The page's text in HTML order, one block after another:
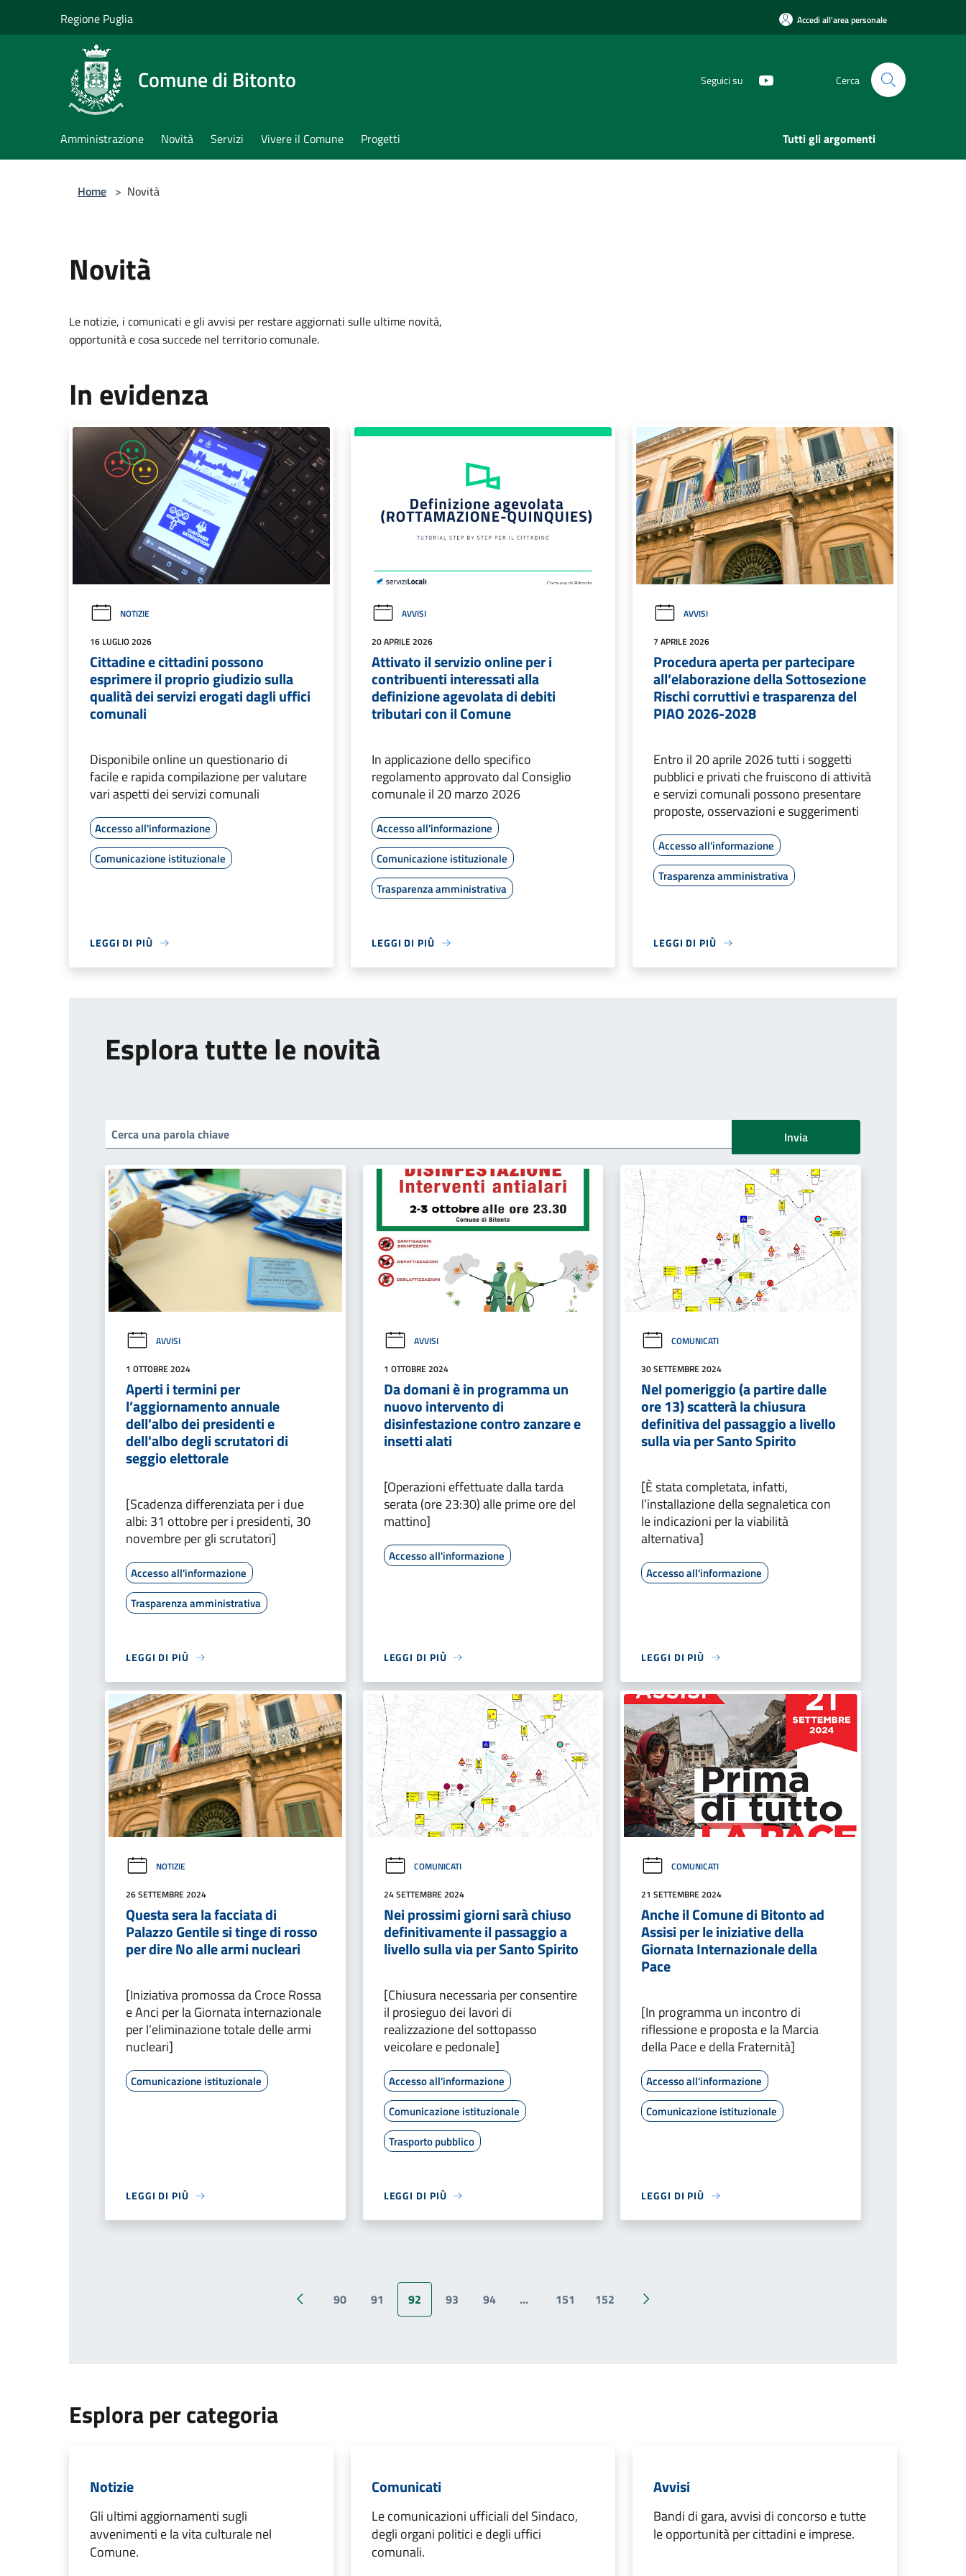
Regione Puglia Accedi all'area personale
Comune di Bitonto Seguici su Cerca
Amministrazione Novità Servizi Vivere il Comune Progetti Tutti gli argomenti
Home > Novità
Novità
Le notizie, i comunicati e gli avvisi per restare aggiornati sulle ultime novità,
opportunità e cosa succede nel territorio comunale.
In evidenza
NOTIZIE
16 LUGLIO 2026
Cittadine e cittadini possono
esprimere il proprio giudizio sulla
qualità dei servizi erogati dagli uffici
comunali
Disponibile online un questionario di
facile e rapida compilazione per valutare
vari aspetti dei servizi comunali
Accesso all'informazione
Comunicazione istituzionale
LEGGI DI PIÙ
AVVISI
20 APRILE 2026
Attivato il servizio online per i
contribuenti interessati alla
definizione agevolata di debiti
tributari con il Comune
In applicazione dello specifico
regolamento approvato dal Consiglio
comunale il 20 marzo 2026
Accesso all'informazione
Comunicazione istituzionale
Trasparenza amministrativa
LEGGI DI PIÙ
AVVISI
7 APRILE 2026
Procedura aperta per partecipare
all’elaborazione della Sottosezione
Rischi corruttivi e trasparenza del
PIAO 2026-2028
Entro il 20 aprile 2026 tutti i soggetti
pubblici e privati che fruiscono di attività
e servizi comunali possono presentare
proposte, osservazioni e suggerimenti
Accesso all'informazione
Trasparenza amministrativa
LEGGI DI PIÙ
Esplora tutte le novità
Invia
AVVISI
1 OTTOBRE 2024
Aperti i termini per
l’aggiornamento annuale
dell'albo dei presidenti e
dell'albo degli scrutatori di
seggio elettorale
[Scadenza differenziata per i due
albi: 31 ottobre per i presidenti, 30
novembre per gli scrutatori]
Accesso all'informazione
Trasparenza amministrativa
LEGGI DI PIÙ
AVVISI
1 OTTOBRE 2024
Da domani è in programma un
nuovo intervento di
disinfestazione contro zanzare e
insetti alati
[Operazioni effettuate dalla tarda
serata (ore 23:30) alle prime ore del
mattino]
Accesso all'informazione
LEGGI DI PIÙ
COMUNICATI
30 SETTEMBRE 2024
Nel pomeriggio (a partire dalle
ore 13) scatterà la chiusura
definitiva del passaggio a livello
sulla via per Santo Spirito
[È stata completata, infatti,
l’installazione della segnaletica con
le indicazioni per la viabilità
alternativa]
Accesso all'informazione
LEGGI DI PIÙ
NOTIZIE
26 SETTEMBRE 2024
Questa sera la facciata di
Palazzo Gentile si tinge di rosso
per dire No alle armi nucleari
[Iniziativa promossa da Croce Rossa
e Anci per la Giornata internazionale
per l’eliminazione totale delle armi
nucleari]
Comunicazione istituzionale
LEGGI DI PIÙ
COMUNICATI
24 SETTEMBRE 2024
Nei prossimi giorni sarà chiuso
definitivamente il passaggio a
livello sulla via per Santo Spirito
[Chiusura necessaria per consentire
il prosieguo dei lavori di
realizzazione del sottopasso
veicolare e pedonale]
Accesso all'informazione
Comunicazione istituzionale
Trasporto pubblico
LEGGI DI PIÙ
COMUNICATI
21 SETTEMBRE 2024
Anche il Comune di Bitonto ad
Assisi per le iniziative della
Giornata Internazionale della
Pace
[In programma un incontro di
riflessione e proposta e la Marcia
della Pace e della Fraternità]
Accesso all'informazione
Comunicazione istituzionale
LEGGI DI PIÙ
Pagina precedente
90 91 92 93 94 ... 151 152 Pagina successiva
Esplora per categoria
Notizie
Gli ultimi aggiornamenti sugli
avvenimenti e la vita culturale nel
Comune.
Comunicati
Le comunicazioni ufficiali del Sindaco,
degli organi politici e degli uffici
comunali.
Avvisi
Bandi di gara, avvisi di concorso e tutte
le opportunità per cittadini e imprese.